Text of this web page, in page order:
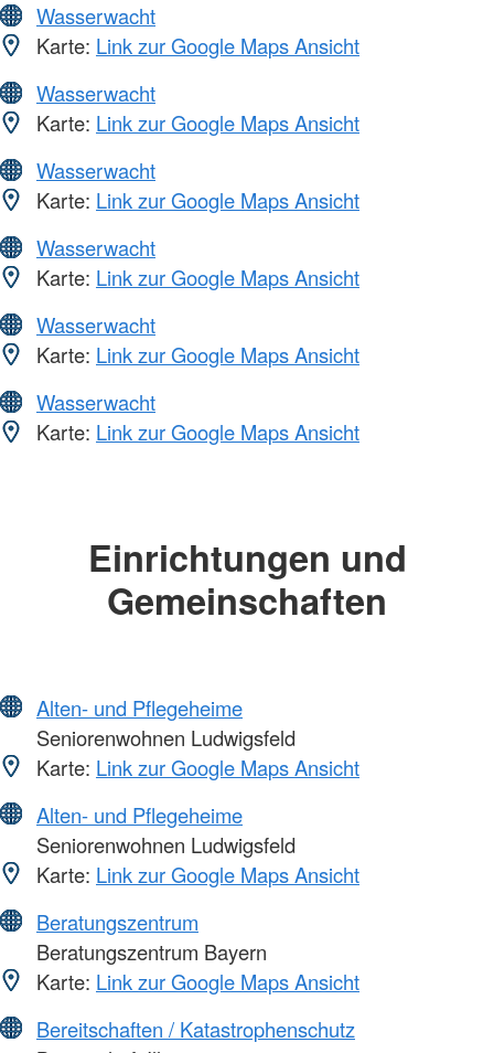
Wasserwacht
Karte: Link zur Google Maps Ansicht
Wasserwacht
Karte: Link zur Google Maps Ansicht
Wasserwacht
Karte: Link zur Google Maps Ansicht
Wasserwacht
Karte: Link zur Google Maps Ansicht
Wasserwacht
Karte: Link zur Google Maps Ansicht
Wasserwacht
Karte: Link zur Google Maps Ansicht
Einrichtungen und
Gemeinschaften
Alten- und Pflegeheime
Seniorenwohnen Ludwigsfeld
Karte: Link zur Google Maps Ansicht
Alten- und Pflegeheime
Seniorenwohnen Ludwigsfeld
Karte: Link zur Google Maps Ansicht
Beratungszentrum
Beratungszentrum Bayern
Karte: Link zur Google Maps Ansicht
Bereitschaften / Katastrophenschutz